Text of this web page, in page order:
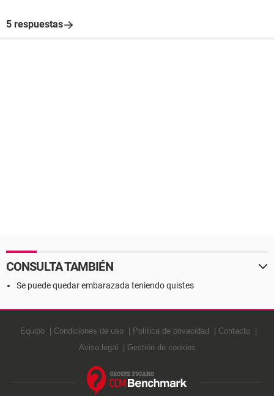
5 respuestas
CONSULTA TAMBIÉN
Se puede quedar embarazada teniendo quistes
Equipo Condiciones de uso Política de privacidad
Contacto
Aviso legal
Gestión de cookies